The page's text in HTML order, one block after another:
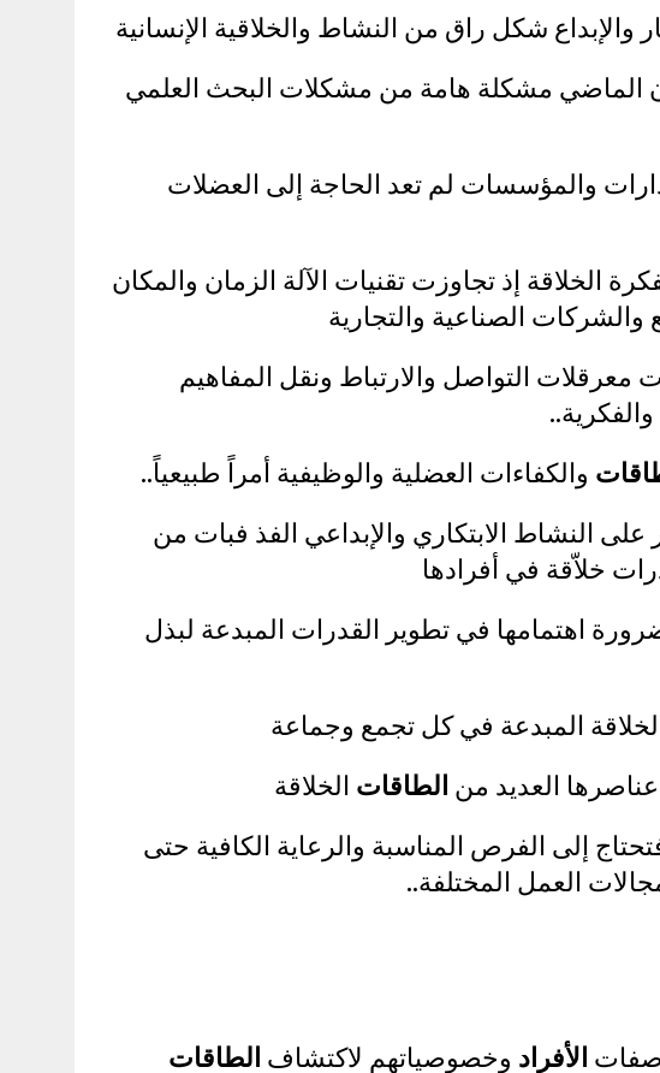
والإبداع شكل راق من النشاط والخلاقية الإنسانية
الماضي مشكلة هامة من مشكلات البحث العلمي
والمؤسسات لم تعد الحاجة إلى العضلات
الخلاقة إذ تجاوزت تقنيات الآلة الزمان والمكان
الصناعية والتجارية
معرقلات التواصل والارتباط ونقل المفاهيم
والكفاءات العضلية والوظيفية أمراً طبيعياً..
على النشاط الابتكاري والإبداعي الفذ فبات من
خلاّقة في أفرادها
اهتمامها في تطوير القدرات المبدعة لبذل
المبدعة في كل تجمع وجماعة
العديد من الطاقات الخلاقة
إلى الفرص المناسبة والرعاية الكافية حتى
العمل المختلفة..
صفات الأفراد وخصوصياتهم لاكتشاف الطاقات